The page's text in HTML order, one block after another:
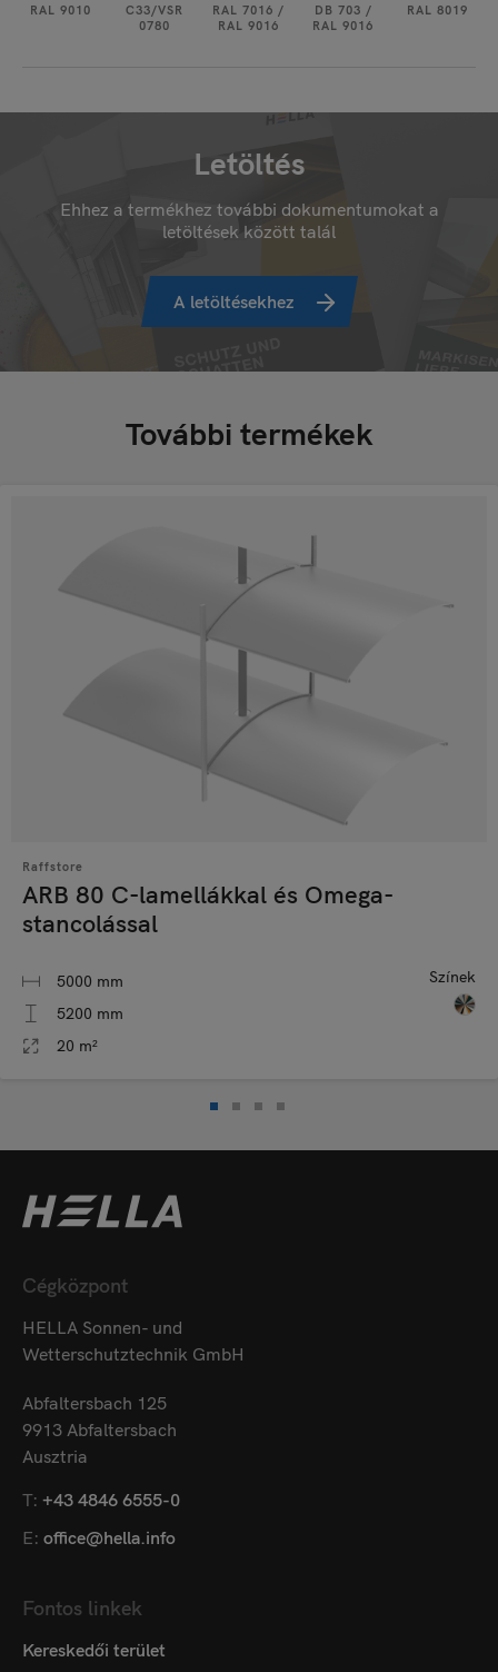
RAL 9010
C33/VSR
0780
RAL 7016 /
RAL 9016
DB 703 /
RAL 9016
RAL 8019
Letöltés
Ehhez a termékhez további dokumentumokat a
letöltések között talál
A letöltésekhez
További termékek
Raffstore
ARB 80 C-lamellákkal és Omega-
stancolással
5000 mm
5200 mm
20 m²
Színek
Cégközpont
HELLA Sonnen- und
Wetterschutztechnik GmbH
Abfaltersbach 125
9913 Abfaltersbach
Ausztria
T: +43 4846 6555-0
E: office@hella.info
Fontos linkek
Kereskedői terület